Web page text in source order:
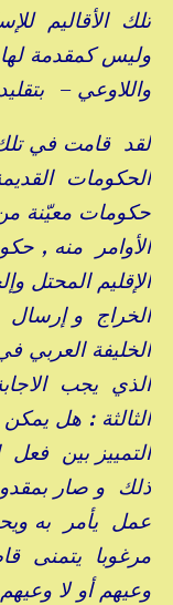
تلك الأقاليم
وليس كمقدمة
واللاوعي –
لقد قامت في
الحكومات
حكومات معيّنة
الأوامر منه ,
الإقليم المحتل
الخراج و
الخليفة
الذي يجب
الثالثة : هل
التمييز بين
ذلك و صار
عمل يأمر به
مرغوبا يتمنى
وعيهم أو لا